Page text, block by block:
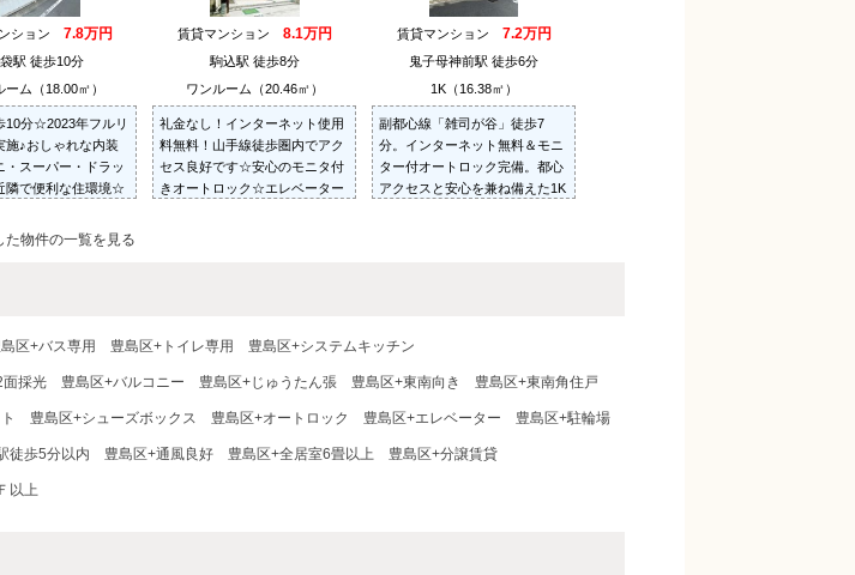
ション 7.8万円
駅 徒歩10分
ーム（18.00㎡）
10分☆2023年フルリ
施♪おしゃれな内装
スーパー・ドラッ
隣で便利な住環境☆
賃貸マンション 8.1万円
駒込駅 徒歩8分
ワンルーム（20.46㎡）
礼金なし！インターネット使用
料無料！山手線徒歩圏内でアク
セス良好です☆安心のモニタ付
きオートロック☆エレベーター
賃貸マンション 7.2万円
鬼子母神前駅 徒歩6分
1K（16.38㎡）
副都心線「雑司が谷」徒歩7
分。インターネット無料＆モニ
ター付オートロック完備。都心
アクセスと安心を兼ね備えた1K
た物件の一覧を見る
区+バス専用 豊島区+トイレ専用 豊島区+システムキッチン
面採光 豊島区+バルコニー 豊島区+じゅうたん張 豊島区+東南向き 豊島区+東南角住戸
豊島区+シューズボックス 豊島区+オートロック 豊島区+エレベーター 豊島区+駐輪場
徒歩5分以内 豊島区+通風良好 豊島区+全居室6畳以上 豊島区+分譲賃貸
以上